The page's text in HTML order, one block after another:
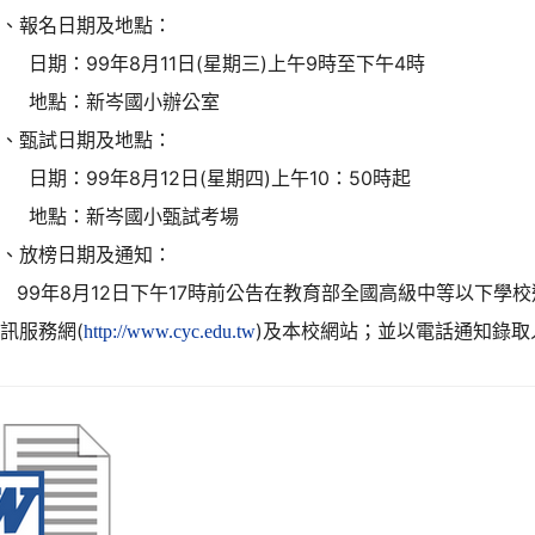
報名日期及地點：
：99年8月11日(星期三)上午9時至下午4時
點：新岑國小辦公室
甄試日期及地點：
期：99年8月12日 (星期四)上午10： 50時起
點：新岑國小甄試考場
放榜日期及通知：
年8月12 日下午17時前公告在教育部全國高級中等以下學
服務網(http://www.cyc.edu.tw)及本校網站；並以電話通知錄